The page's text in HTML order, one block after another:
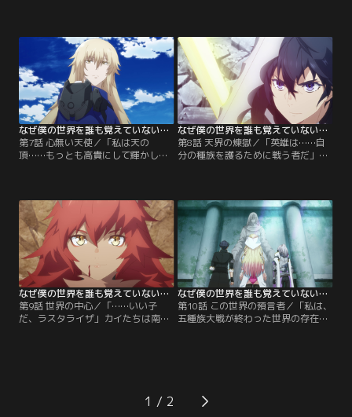
つ。最初の目的地は東方、イオ連
邦。彼の地の脅威は、人間の上位互
換と称される種族『蛮神族』……！
め、カイたちと共にエルフの森へ向
かうが、突然転移門が起動し、エル
フの郷へ飛ばされてしまう。そこに
は、英雄に次ぐ力を持つエルフの巫
女、レーレーンが待っていた……。
なぜ僕の世界を誰も覚えていないのか？ 第07話
第7話 心無い天使／「私は天の
頂……もっとも高貴にして輝かしき
イヤ』。レーレーンは心優しいアル
フレイヤを慕っていたが、彼は変わ
り果てていた。レーレーンの想いが
虚しく踏みにじられようとしたその
時、カイはアルフレイヤに対峙す
る。
なぜ僕の世界を誰も覚えていないのか？ 第08話
第8話 天界の煉獄／「英雄は……自
分の種族を護るために戦う者だ」ラ
『アバター』だった。カイとアルフ
レイヤの激しい攻防が続き、崩壊し
ていく天使宮殿で、レーレーンとジ
ャンヌは千載一遇のチャンスを伺っ
ていた。アルフレイヤに一矢報いる
ために。
なぜ僕の世界を誰も覚えていないのか？ 第09話
第9話 世界の中心／「……いい子
だ、ラスタライザ」カイたちは南の
す。英雄の周囲に現れては消える不
可解な怪物、ラスタライザについ
なぜ僕の世界を誰も覚えていないのか？ 第10話
第10話 この世界の預言者／「私は、
五種族大戦が終わった世界の存在で
て語るアスラソラカ。そしてアスラ
ソラカは預言神の名の通り、ある預
1